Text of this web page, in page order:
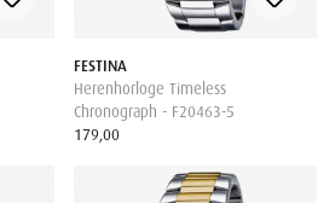
FESTINA
Herenhorloge Timeless
Chronograph - F20463-5
179,00